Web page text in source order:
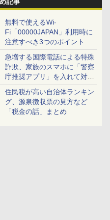
無料で使えるWi-
Fi「00000JAPAN」利用時に
注意すべき3つのポイント
急増する国際電話による特殊
詐欺、家族のスマホに「警察
庁推奨アプリ」を入れて対策
しよう！
住民税が高い自治体ランキン
グ、源泉徴収票の見方など
「税金の話」まとめ